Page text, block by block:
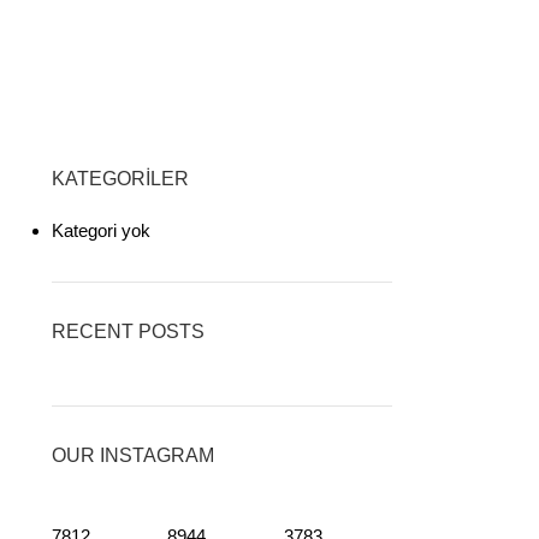
KATEGORILER
Kategori yok
RECENT POSTS
OUR INSTAGRAM